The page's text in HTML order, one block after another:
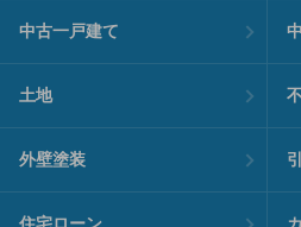
中古一戸建て
土地
外壁塗装